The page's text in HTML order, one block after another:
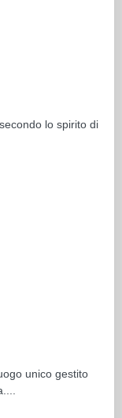
lo spirito di
unico gestito